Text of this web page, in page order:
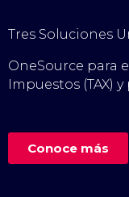
Tres Soluciones
OneSource para
Impuestos (TAX)
Conoce más